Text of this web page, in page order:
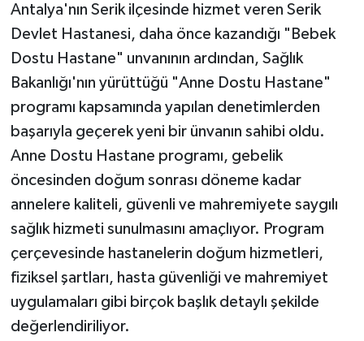
Antalya'nın Serik ilçesinde hizmet veren Serik
Devlet Hastanesi, daha önce kazandığı "Bebek
Dostu Hastane" unvanının ardından, Sağlık
Bakanlığı'nın yürüttüğü "Anne Dostu Hastane"
programı kapsamında yapılan denetimlerden
başarıyla geçerek yeni bir ünvanın sahibi oldu.
Anne Dostu Hastane programı, gebelik
öncesinden doğum sonrası döneme kadar
annelere kaliteli, güvenli ve mahremiyete saygılı
sağlık hizmeti sunulmasını amaçlıyor. Program
çerçevesinde hastanelerin doğum hizmetleri,
fiziksel şartları, hasta güvenliği ve mahremiyet
uygulamaları gibi birçok başlık detaylı şekilde
değerlendiriliyor.
Siyaset
Sosyal medya
Spor
Teknoloji
Televizyon
Turizm
Yaşam